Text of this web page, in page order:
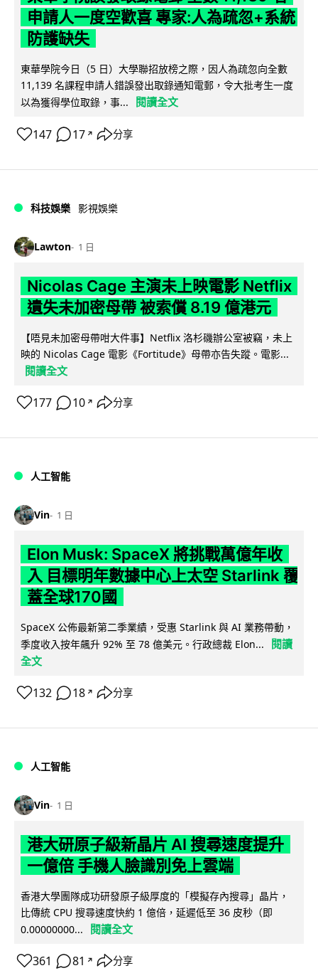
申請人一度空歡喜 專家:人為疏忽+系統
防護缺失
東華學院今日（5 日）大學聯招放榜之際，因人為疏忽向全數
11,139 名課程申請人錯誤發出取錄通知電郵，令大批考生一度
以為獲得學位取錄，事...
閱讀全文
147 17 ↗ 分享
科技娛樂 影視娛樂
Lawton 1 日
Nicolas Cage 主演未上映電影 Netflix
遺失未加密母帶 被索償 8.19 億港元
【唔見未加密母帶咁大件事】Netflix 洛杉磯辦公室被竊，未上
映的 Nicolas Cage 電影《Fortitude》母帶亦告失蹤。電影...
閱讀全文
177 10 ↗ 分享
人工智能
Vin 1 日
Elon Musk: SpaceX 將挑戰萬億年收
入 目標明年數據中心上太空 Starlink 覆
蓋全球170國
SpaceX 公佈最新第二季業績，受惠 Starlink 與 AI 業務帶動，
季度收入按年飆升 92% 至 78 億美元。行政總裁 Elon...
閱讀
全文
132 18 ↗ 分享
人工智能
Vin 1 日
港大研原子級新晶片 AI 搜尋速度提升
一億倍 手機人臉識別免上雲端
香港大學團隊成功研發原子級厚度的「模擬存內搜尋」晶片，
比傳統 CPU 搜尋速度快約 1 億倍，延遲低至 36 皮秒（即
0.00000000...
閱讀全文
361 81 ↗ 分享